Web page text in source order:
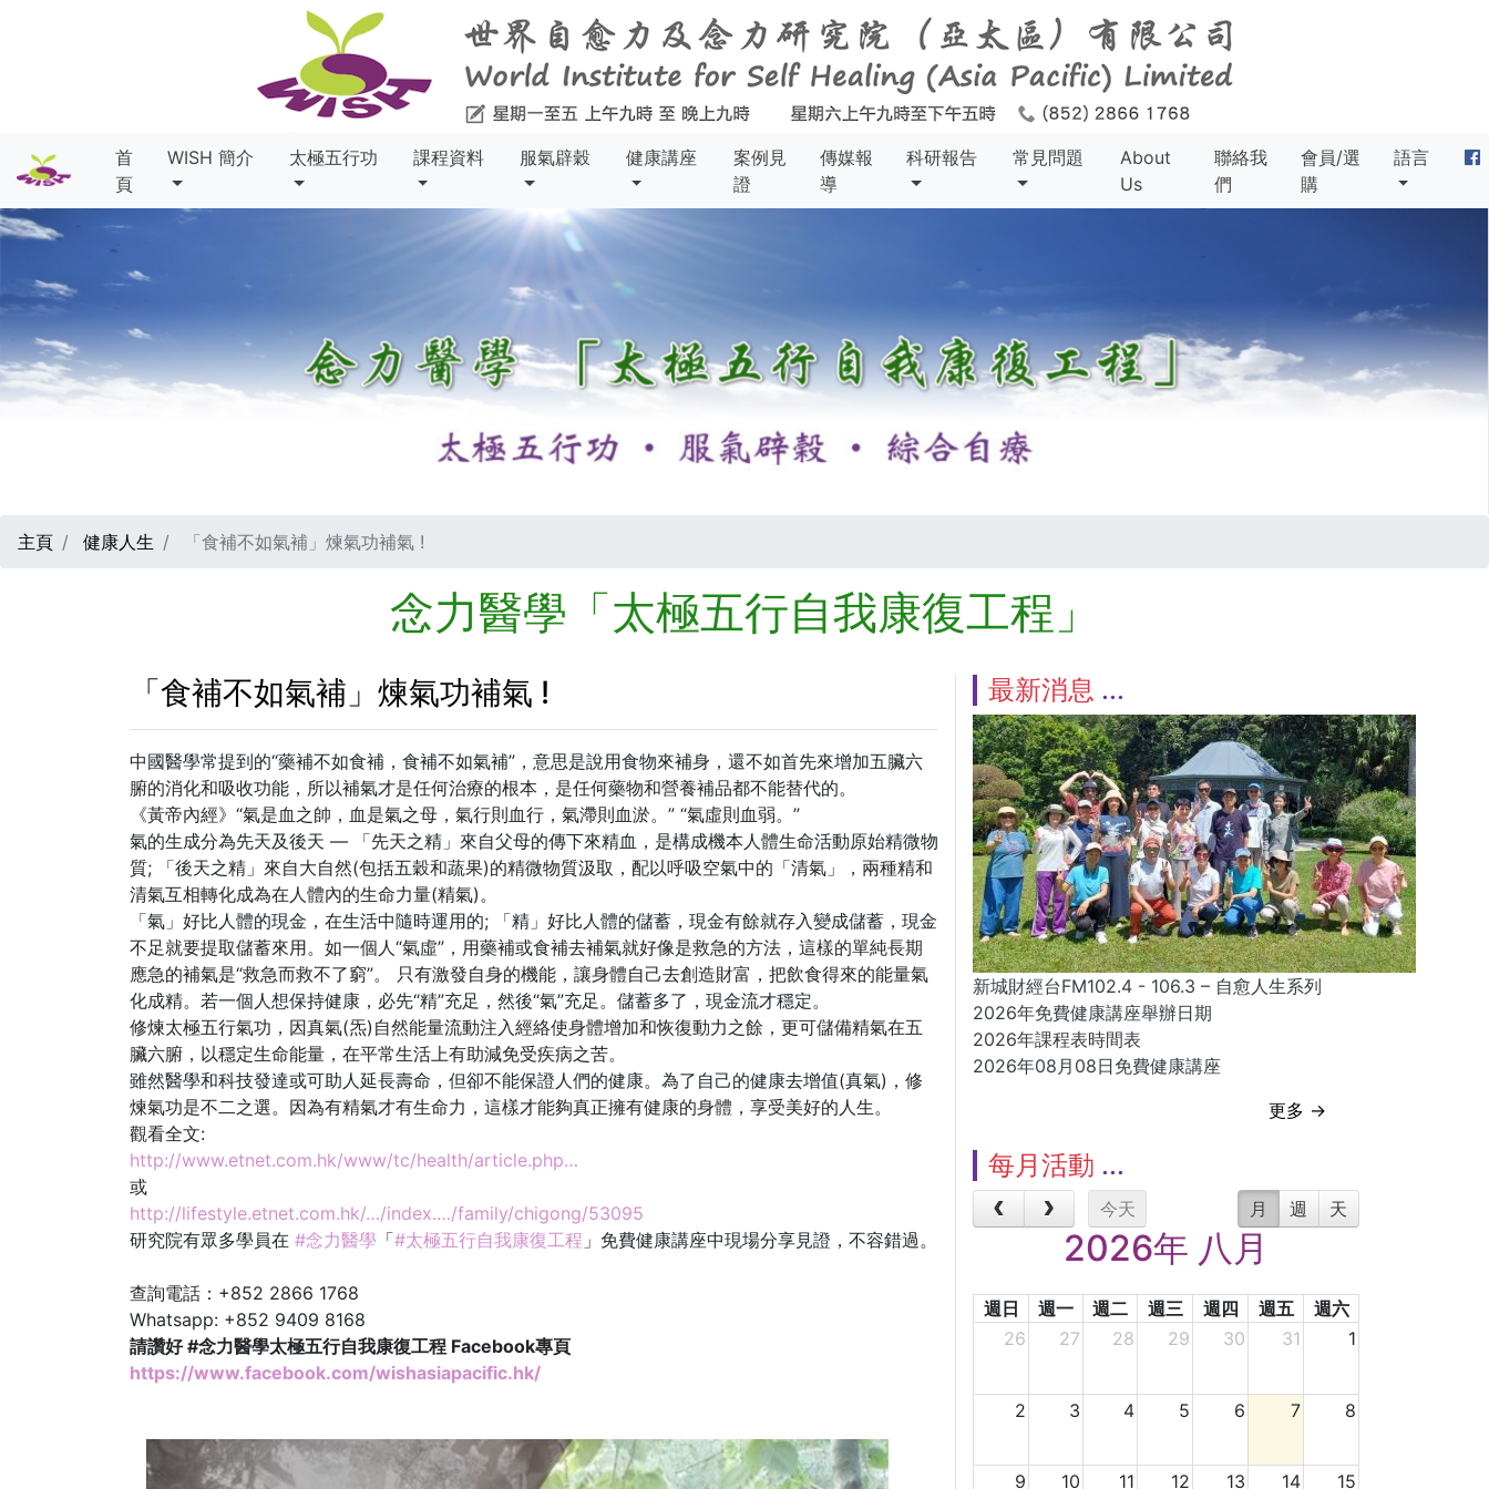
首
頁
WISH 簡介 太極五行功 課程資料 服氣辟穀 健康講座
案例見
證
傳媒報
導
科研報告 常見問題
About
Us
聯絡我
們
會員/選
購
語言
主頁 健康人生 「食補不如氣補」煉氣功補氣 !
念力醫學「太極五行自我康復工程」
「食補不如氣補」煉氣功補氣 !
中國醫學常提到的“藥補不如食補，食補不如氣補”，意思是說用食物來補身，還不如首先來增加五臟六
腑的消化和吸收功能，所以補氣才是任何治療的根本，是任何藥物和營養補品都不能替代的。
《黃帝內經》“氣是血之帥，血是氣之母，氣行則血行，氣滯則血淤。” “氣虛則血弱。”
氣的生成分為先天及後天 — 「先天之精」來自父母的傳下來精血，是構成機本人體生命活動原始精微物
質; 「後天之精」來自大自然(包括五穀和蔬果)的精微物質汲取，配以呼吸空氣中的「清氣」，兩種精和
清氣互相轉化成為在人體內的生命力量(精氣)。
「氣」好比人體的現金，在生活中隨時運用的; 「精」好比人體的儲蓄，現金有餘就存入變成儲蓄，現金
不足就要提取儲蓄來用。如一個人“氣虛”，用藥補或食補去補氣就好像是救急的方法，這樣的單純長期
應急的補氣是“救急而救不了窮”。 只有激發自身的機能，讓身體自己去創造財富，把飲食得來的能量氣
化成精。若一個人想保持健康，必先“精”充足，然後“氣”充足。儲蓄多了，現金流才穩定。
修煉太極五行氣功，因真氣(炁)自然能量流動注入經絡使身體增加和恢復動力之餘，更可儲備精氣在五
臟六腑，以穩定生命能量，在平常生活上有助減免受疾病之苦。
雖然醫學和科技發達或可助人延長壽命，但卻不能保證人們的健康。為了自己的健康去增值(真氣)，修
煉氣功是不二之選。因為有精氣才有生命力，這樣才能夠真正擁有健康的身體，享受美好的人生。
觀看全文:
http://www.etnet.com.hk/www/tc/health/article.php…
或
http://lifestyle.etnet.com.hk/…/index.…/family/chigong/53095
研究院有眾多學員在 #念力醫學 「#太極五行自我康復工程 」免費健康講座中現場分享見證，不容錯過。
查詢電話：+852 2866 1768
Whatsapp: +852 9409 8168
請讚好 #念力醫學太極五行自我康復工程 Facebook專頁
https://www.facebook.com/wishasiapacific.hk/
最新消息
新城財經台FM102.4 - 106.3 – 自愈人生系列
2026年免費健康講座舉辦日期
2026年課程表時間表
2026年08月08日免費健康講座
更多 →
每月活動
今天 月 週 天
2026年 八月
週日 週一 週二 週三 週四 週五
週六
26
27 28 29 30 31 1
2 3 4 5 6 7 8
9 10 11 12 13 14 15